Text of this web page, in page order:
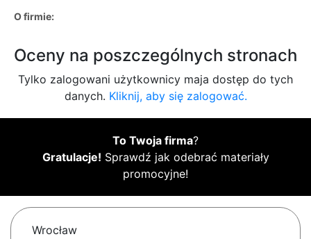
O firmie:
Oceny na poszczególnych stronach
Tylko zalogowani użytkownicy maja dostęp do tych
danych. Kliknij, aby się zalogować.
To Twoja firma?
Gratulacje! Sprawdź jak odebrać materiały
promocyjne!
Wrocław